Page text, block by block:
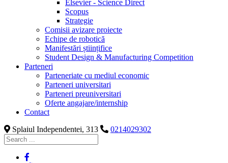
Elsevier - Science Direct
Scopus
Strategie
Comisii avizare proiecte
Echipe de robotică
Manifestări științifice
Student Design & Manufacturing Competition
Parteneri
Parteneriate cu mediul economic
Parteneri universitari
Parteneri preuniversitari
Oferte angajare/internship
Contact
Splaiul Independentei, 313
0214029302